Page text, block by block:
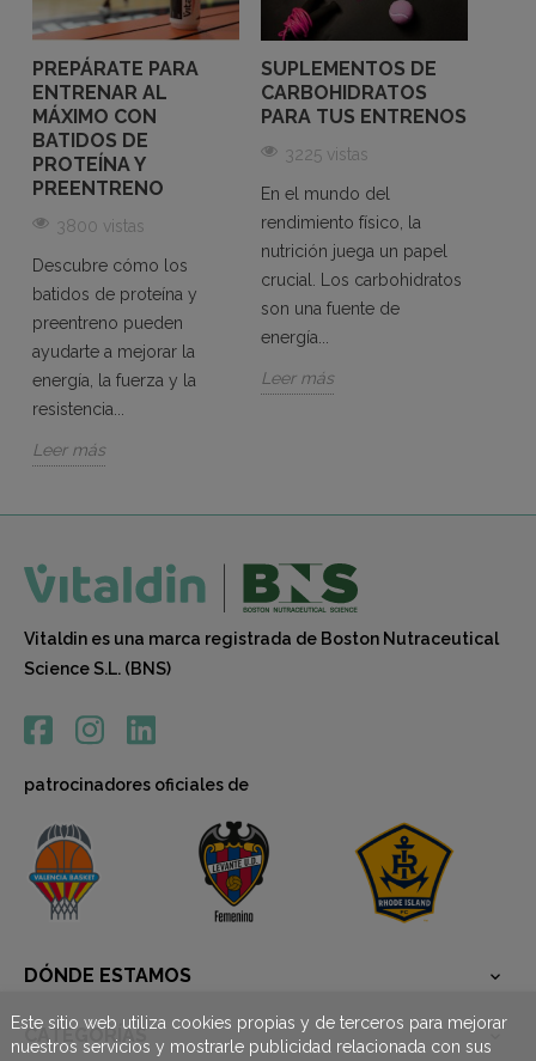
Este sitio web utiliza cookies propias y de terceros para mejorar
nuestros servicios y mostrarle publicidad relacionada con sus
PREPÁRATE PARA
ENTRENAR AL
MÁXIMO CON
BATIDOS DE
PROTEÍNA Y
PREENTRENO
3800 vistas
Descubre cómo los
batidos de proteína y
preentreno pueden
ayudarte a mejorar la
energía, la fuerza y la
resistencia...
Leer más
SUPLEMENTOS DE
CARBOHIDRATOS
PARA TUS ENTRENOS
3225 vistas
En el mundo del
rendimiento físico, la
nutrición juega un papel
crucial. Los carbohidratos
son una fuente de
energía...
Leer más
Vitaldin es una marca registrada de Boston Nutraceutical
Science S.L. (BNS)
patrocinadores oficiales de
DÓNDE ESTAMOS 
CATEGORÍAS